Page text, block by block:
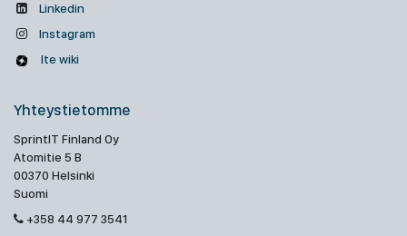
Linkedin
Instagram
Ite wiki
Yhteystietomme
SprintIT Finland Oy
Atomitie 5 B
00370 Helsinki
Suomi
+358 44 977 3541